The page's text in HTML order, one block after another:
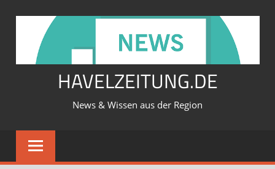
springen
HAVELZEITUNG.DE
News & Wissen aus der Region